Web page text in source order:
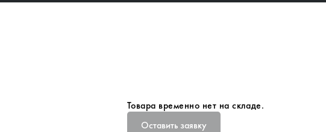
Товара временно нет на складе.
Оставить заявку